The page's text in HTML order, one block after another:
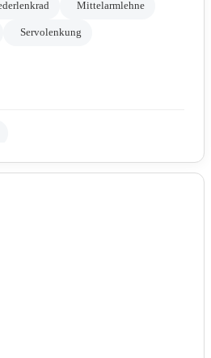
Mittelarmlehne
Servolenkung